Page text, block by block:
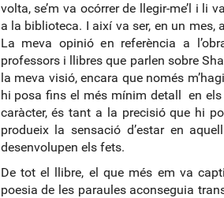
volta, se’m va ocórrer de llegir-me’l i li
a la biblioteca. I així va ser, en un
La meva opinió en referència a
professors i llibres que parlen sobre
la meva visió, encara que només
hi posa fins el més mínim detall en
caràcter, és tant a la precisió que hi
produeix la sensació d’estar en
desenvolupen els fets.
De tot el llibre, el que més em va
poesia de les paraules aconseguia